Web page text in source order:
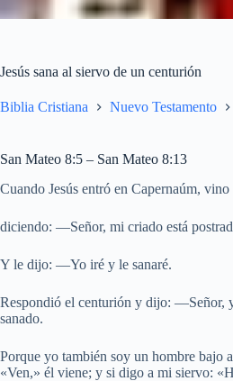
Jesús sana al siervo de un centurión
Biblia Cristiana Nuevo Testamento
San Mateo 8:5 – San Mateo 8:13
Cuando Jesús entró en Capernaúm,
diciendo: —Señor, mi criado está
Y le dijo: —Yo iré y le sanaré.
Respondió el centurión y dijo: —Señor,
sanado.
Porque yo también soy un hombre bajo
«Ven,» él viene; y si digo a mi siervo: